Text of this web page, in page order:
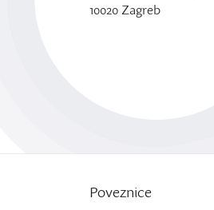
10020 Zagreb
Poveznice